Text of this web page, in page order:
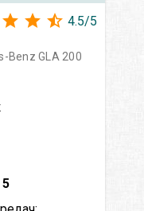
4.5/5
Benz GLA 200
5